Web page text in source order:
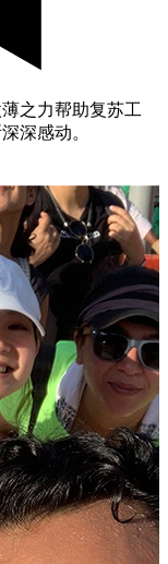
之力帮助复苏工
深感动。